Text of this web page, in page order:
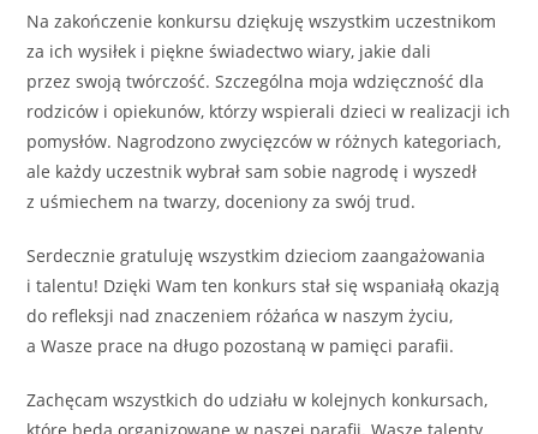
Na zakończenie konkursu dziękuję wszystkim uczestnikom
za ich wysiłek i piękne świadectwo wiary, jakie dali
przez swoją twórczość. Szczególna moja wdzięczność dla
rodziców i opiekunów, którzy wspierali dzieci w realizacji ich
pomysłów. Nagrodzono zwycięzców w różnych kategoriach,
ale każdy uczestnik wybrał sam sobie nagrodę i wyszedł
z uśmiechem na twarzy, doceniony za swój trud.
Serdecznie gratuluję wszystkim dzieciom zaangażowania
i talentu! Dzięki Wam ten konkurs stał się wspaniałą okazją
do refleksji nad znaczeniem różańca w naszym życiu,
a Wasze prace na długo pozostaną w pamięci parafii.
Zachęcam wszystkich do udziału w kolejnych konkursach,